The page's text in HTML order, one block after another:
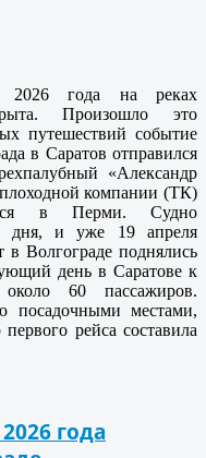
2026 года на реках
Произошло это
путешествий событие
в Саратов отправился
«Александр
компании (ТК)
в Перми. Судно
дня, и уже 19 апреля
Волгограде поднялись
день в Саратове к
60 пассажиров.
посадочными местами,
рейса составила
года